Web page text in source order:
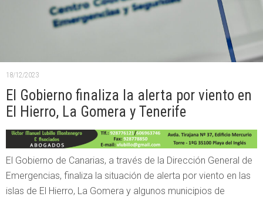
18/12/2023
El Gobierno finaliza la alerta por viento en
El Hierro, La Gomera y Tenerife
El Gobierno de Canarias, a través de la Dirección General de
Emergencias, finaliza la situación de alerta por viento en las
islas de El Hierro, La Gomera y algunos municipios de